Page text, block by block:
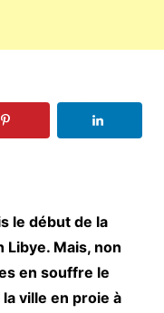
le début de la
Libye. Mais, non
en souffre le
ville en proie à